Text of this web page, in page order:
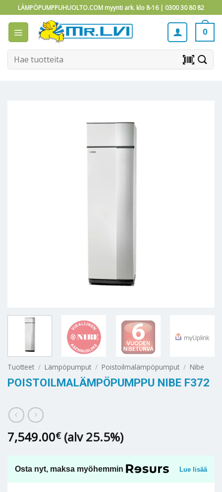
to
content
LÄMPÖPUMPPUHUOLTO.COM myynti ark. klo 8-16 | 0300 30 80 82
0
Etsi: barcode_scanner
Tuotteet / Lämpöpumput / Poistoilmalämpöpumput / Nibe
POISTOILMALÄMPÖPUMPPU NIBE F372
7,549.00€ (alv 25.5%)
Osta nyt, maksa myöhemmin Lue lisää